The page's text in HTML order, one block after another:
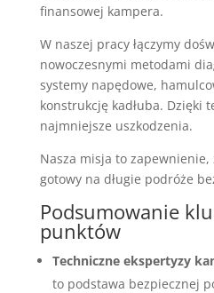
finansowej kampera.
W naszej pracy łączymy
nowoczesnymi metodami
systemy napędowe,
konstrukcję kadłuba. Dzięki
najmniejsze uszkodzenia.
Nasza misja to
gotowy na długie podróże
Podsumowanie
punktów
Techniczne ekspertyzy
to podstawa bezpiecznej